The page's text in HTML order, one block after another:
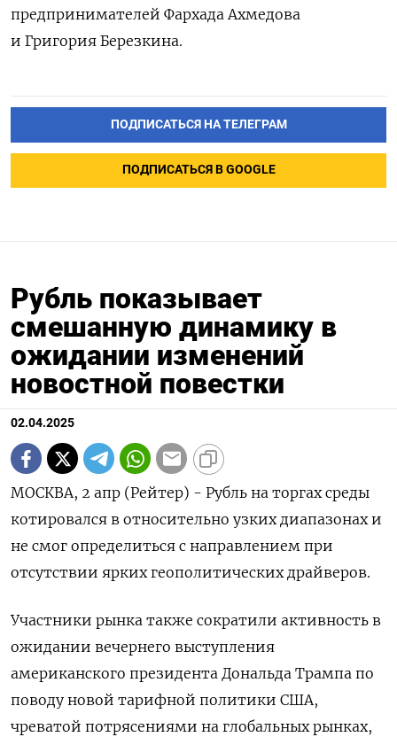
предпринимателей Фархада Ахмедова
и Григория Березкина.
ПОДПИСАТЬСЯ НА ТЕЛЕГРАМ
ПОДПИСАТЬСЯ В GOOGLE
Рубль показывает
смешанную динамику в
ожидании изменений
новостной повестки
02.04.2025
МОСКВА, 2 апр (Рейтер) - Рубль на торгах среды
котировался в относительно узких диапазонах и
не смог определиться с направлением при
отсутствии ярких геополитических драйверов.
Участники рынка также сократили активность в
ожидании вечернего выступления
американского президента Дональда Трампа по
поводу новой тарифной политики США,
чреватой потрясениями на глобальных рынках,